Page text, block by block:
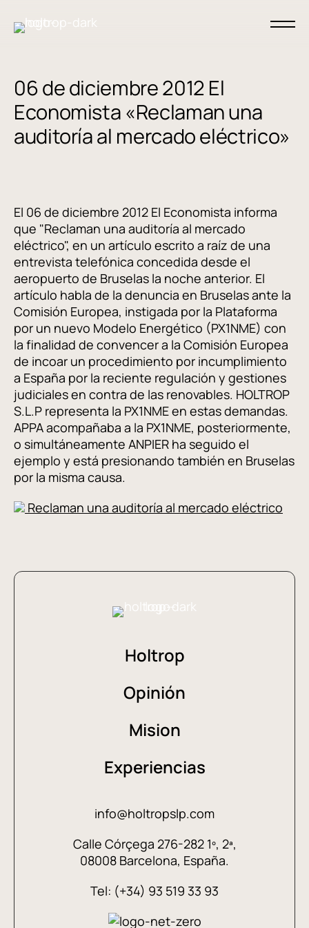
06 de diciembre 2012 El
Economista «Reclaman una
auditoría al mercado eléctrico»
El 06 de diciembre 2012 El Economista informa
que "Reclaman una auditoría al mercado
eléctrico", en un artículo escrito a raíz de una
entrevista telefónica concedida desde el
aeropuerto de Bruselas la noche anterior. El
artículo habla de la denuncia en Bruselas ante la
Comisión Europea, instigada por la Plataforma
por un nuevo Modelo Energético (PX1NME) con
la finalidad de convencer a la Comisión Europea
de incoar un procedimiento por incumplimiento
a España por la reciente regulación y gestiones
judiciales en contra de las renovables. HOLTROP
S.L.P representa la PX1NME en estas demandas.
APPA acompañaba a la PX1NME, posteriormente,
o simultáneamente ANPIER ha seguido el
ejemplo y está presionando también en Bruselas
por la misma causa.
Reclaman una auditoría al mercado eléctrico
Holtrop
Opinión
Mision
Experiencias
info@holtropslp.com
Calle Córçega 276-282 1º, 2ª,
08008 Barcelona, España.
Tel: (+34) 93 519 33 93